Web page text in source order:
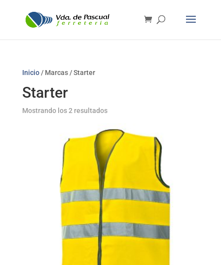
Inicio/ Marcas / Starter
Starter
Mostrando los 2 resultados